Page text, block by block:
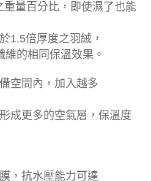
重量百分比，即使濕了也能
1.5倍厚度之羽絨，
的相同保溫效果。
空間內，加入越多
成更多的空氣層，保溫度
，抗水壓能力可達